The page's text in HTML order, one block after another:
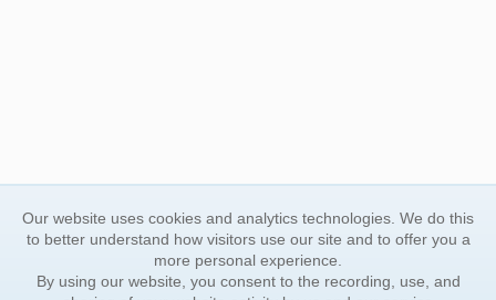
Our website uses cookies and analytics technologies. We do this
to better understand how visitors use our site and to offer you a
more personal experience.
By using our website, you consent to the recording, use, and